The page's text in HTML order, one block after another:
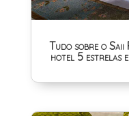
Tudo sobre o
hotel 5 estrelas